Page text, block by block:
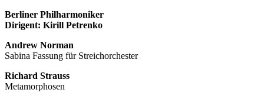
Berliner Philharmoniker
Dirigent: Kirill Petrenko
Andrew Norman
Sabina Fassung für Streichorchester
Richard Strauss
Metamorphosen